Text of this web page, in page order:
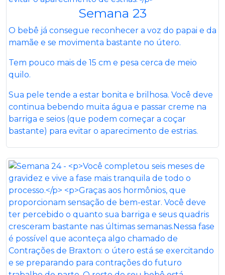
Semana 23
O bebê já consegue reconhecer a voz do papai e da
mamãe e se movimenta bastante no útero.
Tem pouco mais de 15 cm e pesa cerca de meio
quilo.
Sua pele tende a estar bonita e brilhosa. Você deve
continua bebendo muita água e passar creme na
barriga e seios (que podem começar a coçar
bastante) para evitar o aparecimento de estrias.